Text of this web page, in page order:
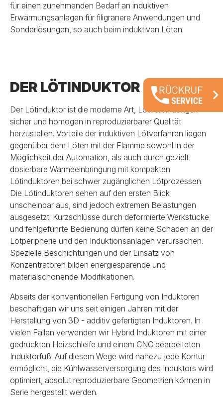
für einen zunehmenden Bedarf an induktiven
Erwärmungsanlagen für filigranere Anwendungen und
Sonderlösungen, so auch beim induktiven Löten.
DER LÖTINDUKTOR
Der Lötinduktor ist die moderne Art, Lötverbindungen
sicher und homogen in reproduzierbarer Qualität
herzustellen. Vorteile der induktiven Lötverfahren liegen
gegenüber dem Löten mit der Flamme sowohl in der
Möglichkeit der Automation, als auch durch gezielt
dosierbare Wärmeeinbringung mit kompakten
Lötinduktoren bei schwer zugänglichen Lötprozessen.
Die Lötinduktoren sehen auf den ersten Blick
unscheinbar aus, sind jedoch extremen Belastungen
ausgesetzt. Kurzschlüsse durch deformierte Werkstücke
und fehlgeführte Bedienung dürfen keine Schäden an der
Lötperipherie und den Induktionsanlagen verursachen.
Spezielle Beschichtungen und der Einsatz von
Konzentratoren bilden energiesparende und
materialschonende Modifikationen.
Abseits der konventionellen Fertigung von Induktoren
beschäftigen wir uns seit einigen Jahren mit der
Herstellung von 3D - additiv gefertigten Induktoren. In
vielen Fällen verwenden wir Hybrid Induktoren mit einer
gedruckten Heizschleife und einem CNC bearbeiteten
Induktorfuß. Auf diesem Wege wird nahezu jede Kontur
ermöglicht, die Kühlwasserversorgung des Induktors wird
optimiert, absolut reproduzierbare Geometrien können in
Serie hergestellt werden.